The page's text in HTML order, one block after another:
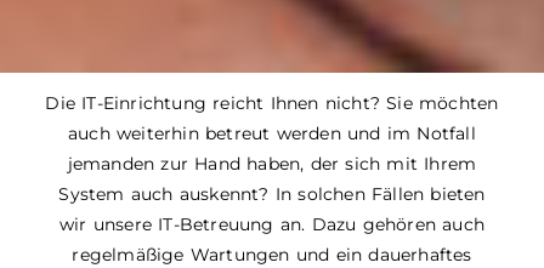
Die IT-Einrichtung reicht Ihnen nicht? Sie möchten
auch weiterhin betreut werden und im Notfall
jemanden zur Hand haben, der sich mit Ihrem
System auch auskennt? In solchen Fällen bieten
wir unsere IT-Betreuung an. Dazu gehören auch
regelmäßige Wartungen und ein dauerhaftes